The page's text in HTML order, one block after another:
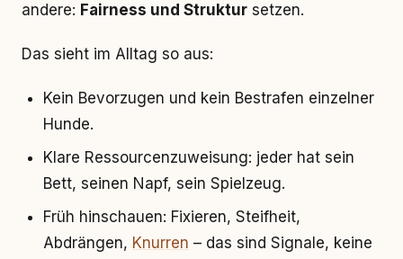
andere: Fairness und Struktur setzen.
Das sieht im Alltag so aus:
Kein Bevorzugen und kein Bestrafen einzelner
Hunde.
Klare Ressourcenzuweisung: jeder hat sein
Bett, seinen Napf, sein Spielzeug.
Früh hinschauen: Fixieren, Steifheit,
Abdrängen, Knurren – das sind Signale, keine